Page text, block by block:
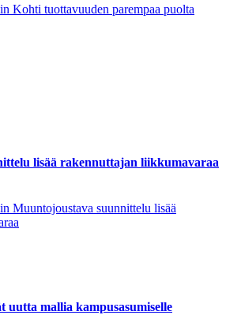
Kohti tuottavuuden parempaa puolta
lisää rakennuttajan liikkumavaraa
Muuntojoustava suunnittelu lisää
uutta mallia kampusasumiselle